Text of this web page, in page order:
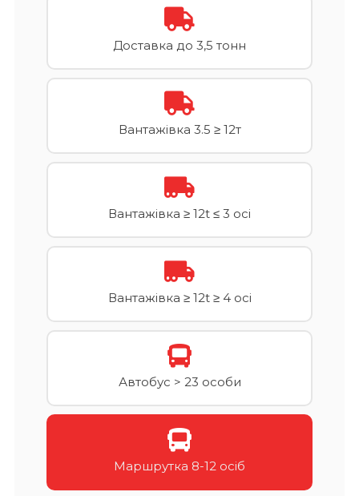
Доставка до 3,5 тонн
Вантажівка 3.5 ≥ 12т
Вантажівка ≥ 12t ≤ 3 осі
Вантажівка ≥ 12t ≥ 4 осі
Автобус > 23 особи
Маршрутка 8-12 осіб